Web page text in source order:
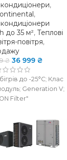
кондиціонери,
,
кондиціонери
до 35 м², Теплові
повітря,
₴ 36 999 ₴
до -25°C; Клас
Generation V;
Filter"
НА